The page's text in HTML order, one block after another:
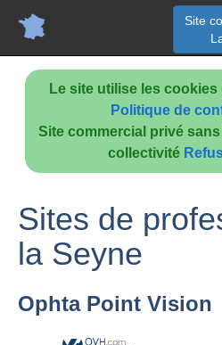
Le site utilise les
Politique de
Site commercial privé
collectivité
Site
Sites de
la Seyne
Ophta Point Vision